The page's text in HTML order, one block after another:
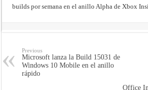
builds por semana en el anillo Alpha de Xbox
Previous
Microsoft lanza la Build 15031 de
Windows 10 Mobile en el anillo
rápido
Office